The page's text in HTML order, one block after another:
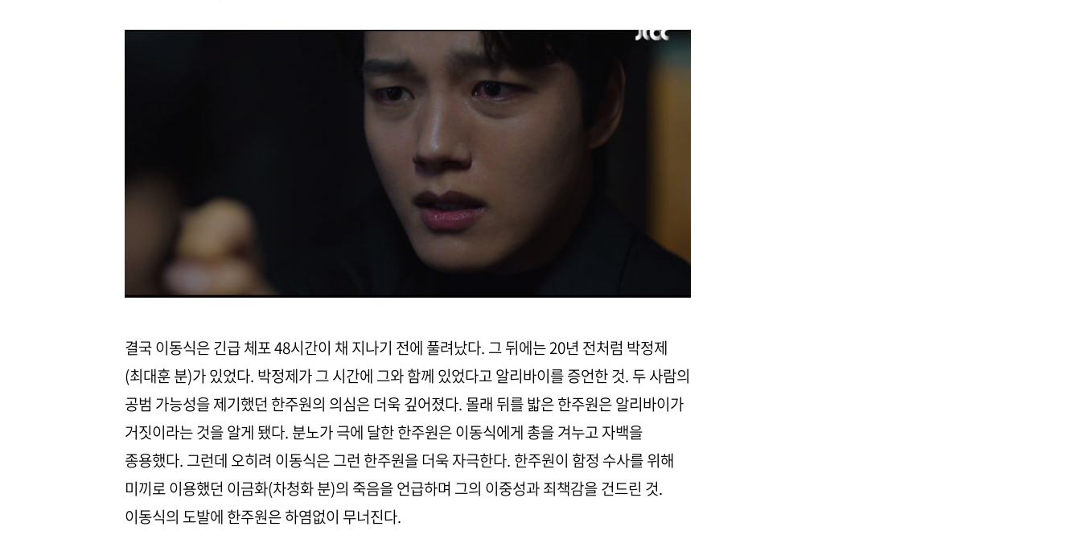
결국 이동식은 긴급 체포 48시간이 채 지나기 전에 풀려났다. 그 뒤에는 20년 전처럼 박정제
(최대훈 분)가 있었다. 박정제가 그 시간에 그와 함께 있었다고 알리바이를 증언한 것. 두 사람의
공범 가능성을 제기했던 한주원의 의심은 더욱 깊어졌다. 몰래 뒤를 밟은 한주원은 알리바이가
거짓이라는 것을 알게 됐다. 분노가 극에 달한 한주원은 이동식에게 총을 겨누고 자백을
종용했다. 그런데 오히려 이동식은 그런 한주원을 더욱 자극한다. 한주원이 함정 수사를 위해
미끼로 이용했던 이금화(차청화 분)의 죽음을 언급하며 그의 이중성과 죄책감을 건드린 것.
이동식의 도발에 한주원은 하염없이 무너진다.